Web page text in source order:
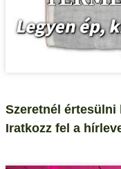
Szeretnél értesülni
Iratkozz fel a